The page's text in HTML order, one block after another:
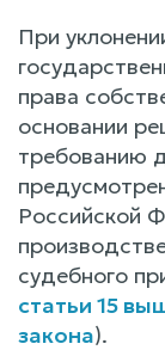
При
права
основании
требованию
Российской
судебного
статьи 15
закона).